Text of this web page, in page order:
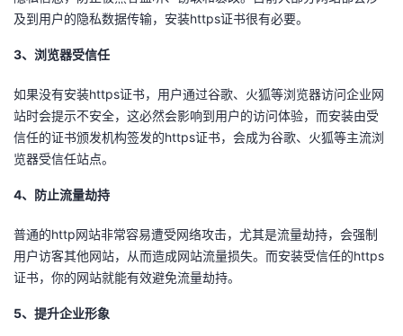
及到用户的隐私数据传输，安装https证书很有必要。
3、浏览器受信任
如果没有安装https证书，用户通过谷歌、火狐等浏览器访问企业网
站时会提示不安全，这必然会影响到用户的访问体验，而安装由受
信任的证书颁发机构签发的https证书，会成为谷歌、火狐等主流浏
览器受信任站点。
4、防止流量劫持
普通的http网站非常容易遭受网络攻击，尤其是流量劫持，会强制
用户访客其他网站，从而造成网站流量损失。而安装受信任的https
证书，你的网站就能有效避免流量劫持。
5、提升企业形象